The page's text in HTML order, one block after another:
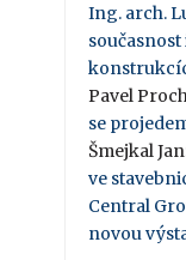
Ing. arch.
Pavel
se
Šmejkal Jan
ve
Central
novou